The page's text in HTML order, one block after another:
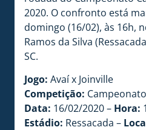
2020. O confronto está
domingo (16/02), às 16h,
Ramos da Silva
SC.
Jogo: Avaí x Joinville
Competição:
Data: 16/02/2020 – Hora:
Estádio: Ressacada –